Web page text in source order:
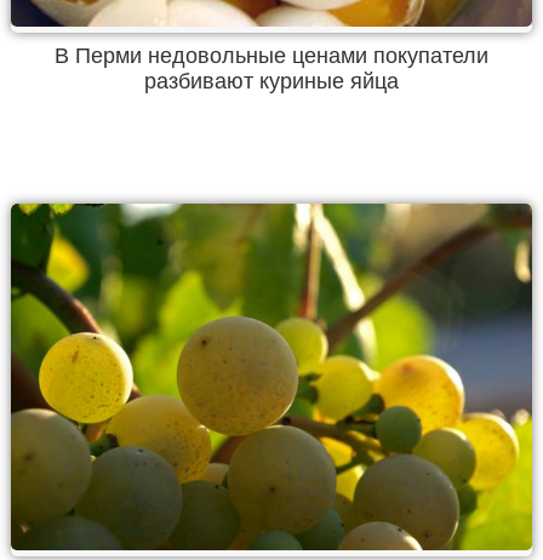
В Перми недовольные ценами покупатели
разбивают куриные яйца